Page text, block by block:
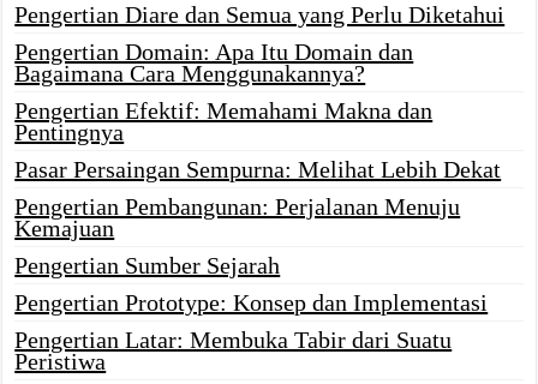
Pengertian Diare dan Semua yang Perlu Diketahui
Pengertian Domain: Apa Itu Domain dan
Bagaimana Cara Menggunakannya?
Pengertian Efektif: Memahami Makna dan
Pentingnya
Pasar Persaingan Sempurna: Melihat Lebih Dekat
Pengertian Pembangunan: Perjalanan Menuju
Kemajuan
Pengertian Sumber Sejarah
Pengertian Prototype: Konsep dan Implementasi
Pengertian Latar: Membuka Tabir dari Suatu
Peristiwa